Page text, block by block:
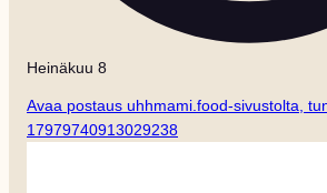
Heinäkuu 8
Avaa postaus uhhmami.food-sivustolta,
17979740913029238